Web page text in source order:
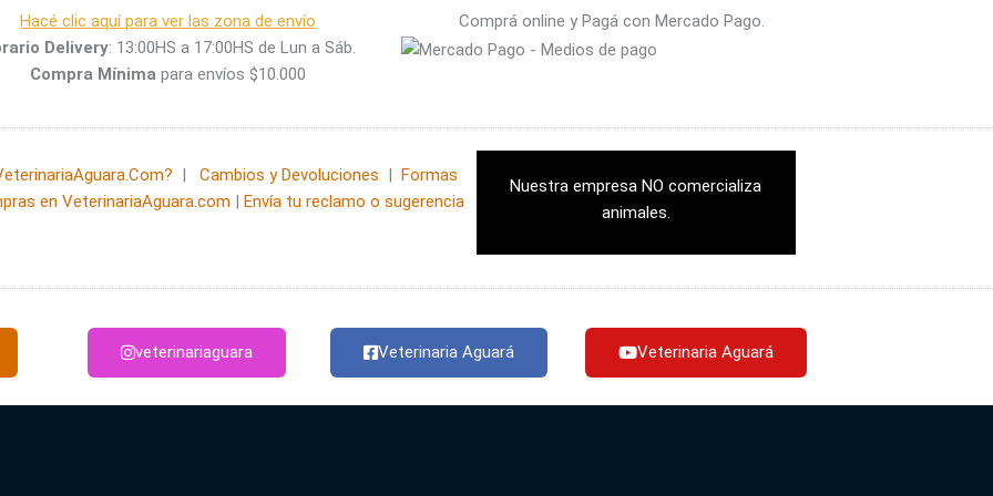
Hacé clic aquí para ver las zona de envío
Delivery: 13:00HS a 17:00HS de Lun a Sáb.
Compra Mínima para envíos $10.000
Comprá online y Pagá con Mercado Pago.
| Cambios y Devoluciones | Formas
en VeterinariaAguara.com | Envía tu reclamo o sugerencia
Nuestra empresa NO comercializa
animales.
veterinariaguara Veterinaria Aguará Veterinaria Aguará